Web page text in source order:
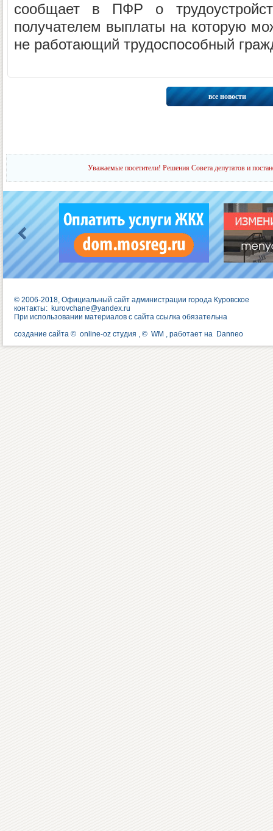
сообщает в ПФР о
получателем выплаты на которую
не работающий трудоспособный
все новости
Уважаемые посетители! Решения Совета депутатов и
© 2006-2018, Официальный сайт администрации города Куровское
контакты: kurovchane@yandex.ru
При использовании материалов с сайта ссылка обязательна
создание сайта © online-oz студия , © WM , работает на Danneo